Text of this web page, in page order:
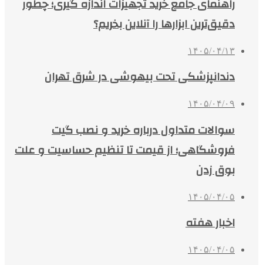
راهنمای جامع خرید تجهیزات اندازه گیری؛ چطور
دقیق‌ترین ابزارها را آنلاین بخریم؟
۱۴۰۵/۰۴/۱۳
دندانپزشکی تحت بیهوشی در شرق تهران
۱۴۰۵/۰۴/۰۹
سوالات متداول درباره خرید و نصب گیت
فروشگاهی؛ از قیمت تا تنظیم حساسیت و علت
بوق زدن
۱۴۰۵/۰۴/۰۵
اخبار هفته
۱۴۰۵/۰۴/۰۵